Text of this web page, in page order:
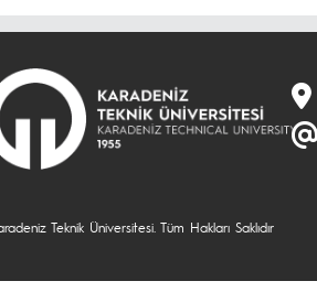
Teknik Üniversitesi. Tüm Hakları Saklıdır